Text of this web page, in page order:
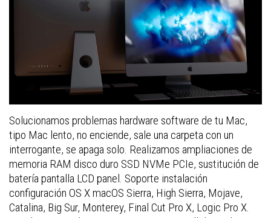
Solucionamos problemas hardware software de tu Mac,
tipo Mac lento, no enciende, sale una carpeta con un
interrogante, se apaga solo. Realizamos ampliaciones de
memoria RAM disco duro SSD NVMe PCIe, sustitución de
batería pantalla LCD panel. Soporte instalación
configuración OS X macOS Sierra, High Sierra, Mojave,
Catalina, Big Sur, Monterey, Final Cut Pro X, Logic Pro X.